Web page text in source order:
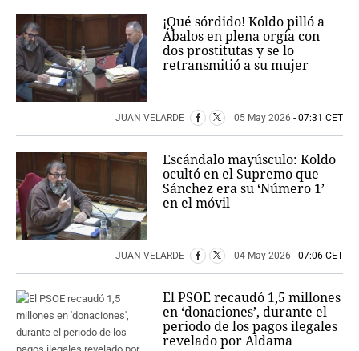
¡Qué sórdido! Koldo pilló a
Ábalos en plena orgía con
dos prostitutas y se lo
retransmitió a su mujer
JUAN VELARDE 05 May 2026 - 07:31 CET
Escándalo mayúsculo: Koldo
ocultó en el Supremo que
Sánchez era su ‘Número 1’
en el móvil
JUAN VELARDE 04 May 2026 - 07:06 CET
El PSOE recaudó 1,5 millones
en ‘donaciones’, durante el
periodo de los pagos ilegales
revelado por Aldama